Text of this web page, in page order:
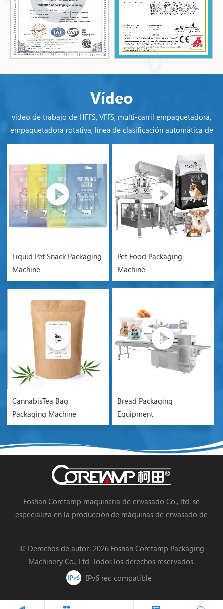
promoción del desarrollo del "Made in China" la
industria nacional de maquinaria de envasado
como nuestra responsabilidad, seguir avanzando
y esforzarnos por lograr la misión corporativa de
"dejar que 300.000 empresas reconozcan los
equipos chinos". ¡Damos la más sincera
bienvenida a los comerciantes y colegas
nacionales y extranjeros a visitar nuestra empresa!
Vídeo
video de trabajo de HFFS, VFFS, multi-carril empaquetadora,
empaquetadora rotativa, línea de clasificación automática de
material
Liquid Pet Snack Packaging
Machine
Pet Food Packaging
Machine
CannabisTea Bag
Packaging Machine
Bread Packaging
Equipment
Foshan Coretamp maquinaria de envasado Co., ltd. se
especializa en la producción de máquinas de envasado de
de envasado de verduras, máquinas de embalaje, etc.
© Derechos de autor: 2026 Foshan Coretamp Packaging
Machinery Co., Ltd. Todos los derechos reservados.
IPv6 red compatible